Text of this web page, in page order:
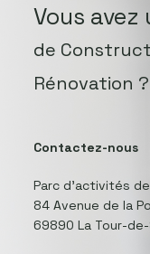
Vous
de
Rénovation ?
Contactez-nous
Parc d’activités
84 Avenue de la
69890 La Tour-